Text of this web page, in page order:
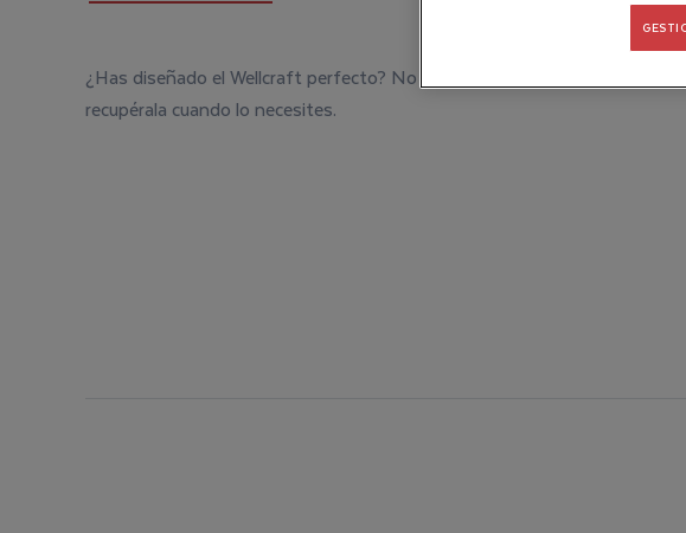
¿Has diseñado el Wellcraft perfecto? No dejes que se pierda. Guarda tu
recupérala cuando lo necesites.